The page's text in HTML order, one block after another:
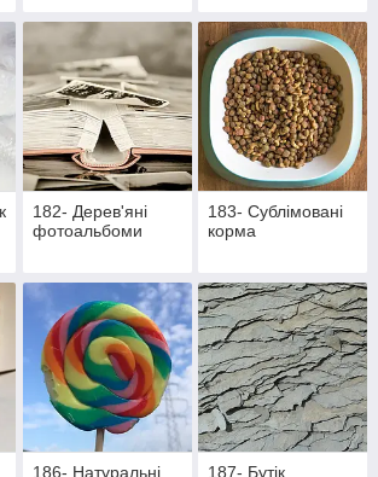
активних пацієнтів
182- Дерев'яні
фотоальбоми
183- Сублімовані
корма
186- Натуральні 187- Бутік